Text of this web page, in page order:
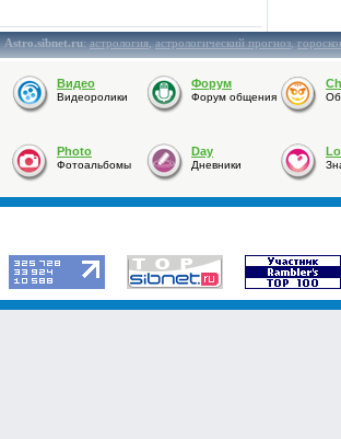
Astro.sibnet.ru:астрология,астрологический прогноз,
Видео
Видеоролики
Форум
Форум общения
Photo
Фотоальбомы
Day
Дневники